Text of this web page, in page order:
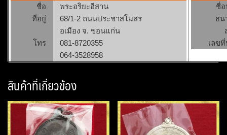
ชื่อ
พระอริยะอีสาน
ที่อยู่
68/1-2 ถนนประชาสโมสร
อเมือง จ. ขอนแก่น
โทร
081-8720355
064-3528958
ชื่
ธน
เลข
สินค้าที่เกี่ยวข้อง